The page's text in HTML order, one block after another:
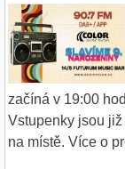
začíná v 19:00
Vstupenky jsou
na místě. Více o